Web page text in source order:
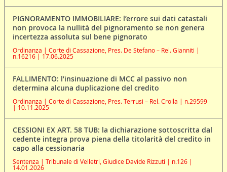
PIGNORAMENTO IMMOBILIARE: l’errore sui dati catastali
non provoca la nullità del pignoramento se non genera
incertezza assoluta sul bene pignorato
Ordinanza | Corte di Cassazione, Pres. De Stefano – Rel. Gianniti |
n.16216 | 17.06.2025
FALLIMENTO: l’insinuazione di MCC al passivo non
determina alcuna duplicazione del credito
Ordinanza | Corte di Cassazione, Pres. Terrusi – Rel. Crolla | n.29599
| 10.11.2025
CESSIONI EX ART. 58 TUB: la dichiarazione sottoscritta dal
cedente integra prova piena della titolarità del credito in
capo alla cessionaria
Sentenza | Tribunale di Velletri, Giudice Davide Rizzuti | n.126 |
14.01.2026